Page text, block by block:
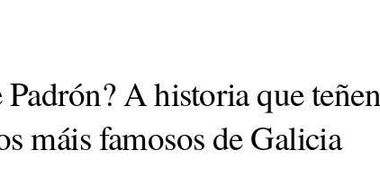
A historia que teñen
máis famosos de Galicia